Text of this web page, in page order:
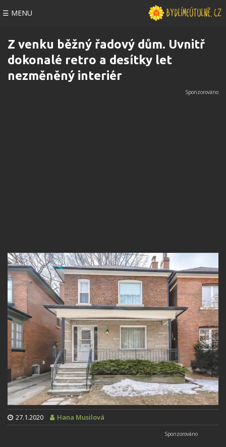
☰ MENU
Z venku běžný řadový dům. Uvnitř
dokonalé retro a desítky let
nezměněný interiér
27.1.2020 Hana Musilová